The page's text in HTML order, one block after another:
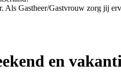
Gastheer/Gastvrouw zorg jij
en